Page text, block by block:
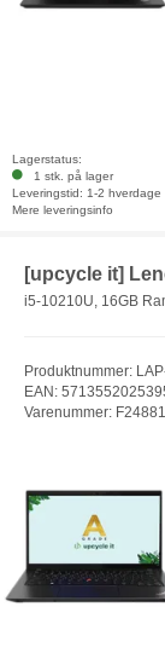
Lagerstatus:
1 stk. på lager
Leveringstid: 1-2 hverdage
Mere leveringsinfo
[upcycle it]
i5-10210U, 16GB
Produktnummer:
EAN:
Varenummer: